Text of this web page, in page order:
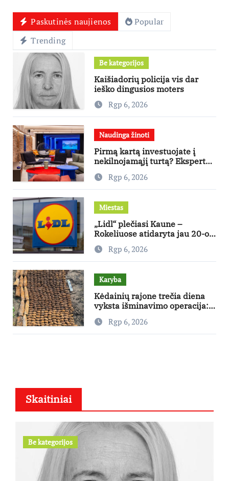
Paskutinės naujienos
Popular
Trending
Be kategorijos
Kaišiadorių policija vis dar
ieško dingusios moters
Rgp 6, 2026
Naudinga žinoti
Pirmą kartą investuojate į
nekilnojamąjį turtą? Ekspertas
pataria, kaip pasirinkti būstą,
kuris generuos grąžą
Rgp 6, 2026
Miestas
„Lidl“ plečiasi Kaune –
Rokeliuose atidaryta jau 20-oji
parduotuvė mieste
Rgp 6, 2026
Karyba
Kėdainių rajone trečia diena
vyksta išminavimo operacija:
rastas didelis kiekis Antrojo
pasaulinio karo laikų
standartinės amunicijos ir jos
Rgp 6, 2026
Skaitiniai
Be kategorijos